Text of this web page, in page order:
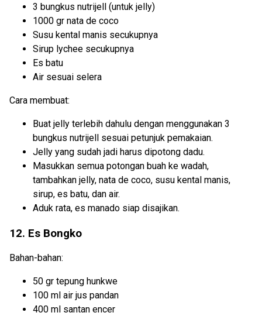
3 bungkus nutrijell (untuk jelly)
1000 gr nata de coco
Susu kental manis secukupnya
Sirup lychee secukupnya
Es batu
Air sesuai selera
Cara membuat:
Buat jelly terlebih dahulu dengan menggunakan 3
bungkus nutrijell sesuai petunjuk pemakaian.
Jelly yang sudah jadi harus dipotong dadu.
Masukkan semua potongan buah ke wadah,
tambahkan jelly, nata de coco, susu kental manis,
sirup, es batu, dan air.
Aduk rata, es manado siap disajikan.
12. Es Bongko
Bahan-bahan:
50 gr tepung hunkwe
100 ml air jus pandan
400 ml santan encer